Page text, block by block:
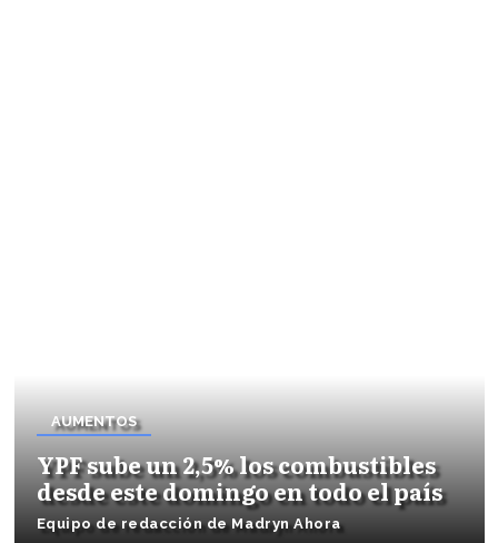
AUMENTOS
YPF sube un 2,5% los combustibles
desde este domingo en todo el país
Equipo de redacción de Madryn Ahora